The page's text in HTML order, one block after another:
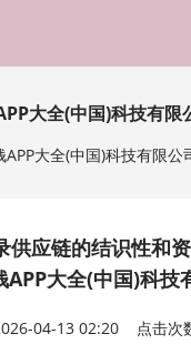
大全(中国)科技有限
APP大全(中国)科技有限公
供应链的结识性和
APP大全(中国)科技
04-13 02:20 点击次